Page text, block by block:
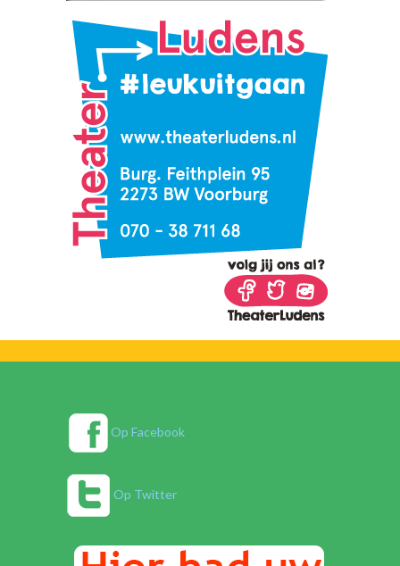
Op Facebook
Op Twitter